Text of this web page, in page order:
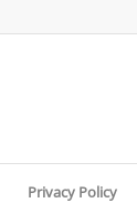
Privacy Policy